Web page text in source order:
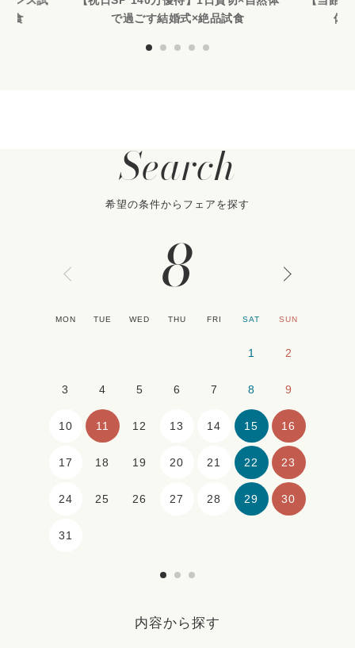
食
で過ごす結婚式×絶品試食
体
Search
希望の条件からフェアを探す
8
MON TUE WED THU FRI SAT SUN
1 2
3 4 5 6 7 8 9
10 11 12 13 14 15 16
17 18 19 20 21 22 23
24 25 26 27 28 29 30
31
内容から探す